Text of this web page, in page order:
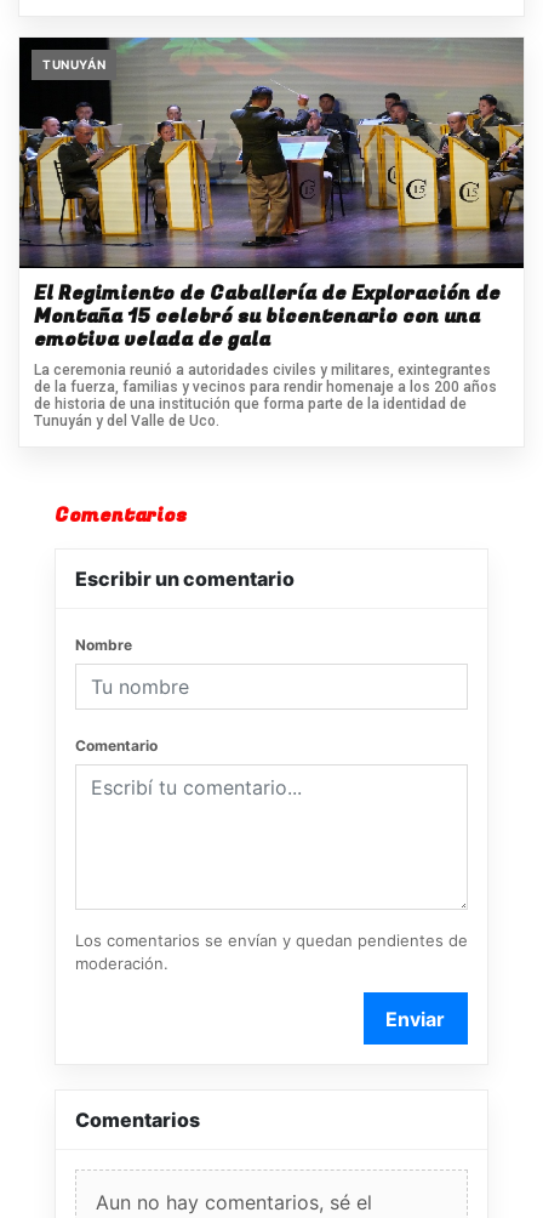
TUNUYÁN
El Regimiento de Caballería de Exploración de
Montaña 15 celebró su bicentenario con una
emotiva velada de gala
La ceremonia reunió a autoridades civiles y militares, exintegrantes
de la fuerza, familias y vecinos para rendir homenaje a los 200 años
de historia de una institución que forma parte de la identidad de
Tunuyán y del Valle de Uco.
Comentarios
Escribir un comentario
Nombre
Comentario
Los comentarios se envían y quedan pendientes de
moderación.
Enviar
Comentarios
Aun no hay comentarios, sé el